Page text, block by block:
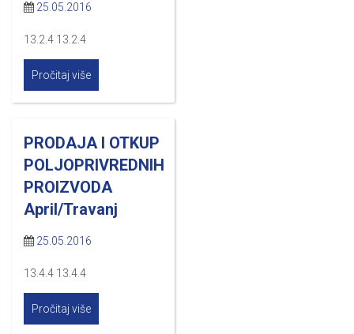
25.05.2016
13.2.4 13.2.4
Pročitaj više
PRODAJA I OTKUP
POLJOPRIVREDNIH
PROIZVODA
April/Travanj
25.05.2016
13.4.4 13.4.4
Pročitaj više